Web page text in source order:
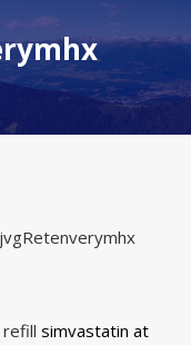
simvastatin at